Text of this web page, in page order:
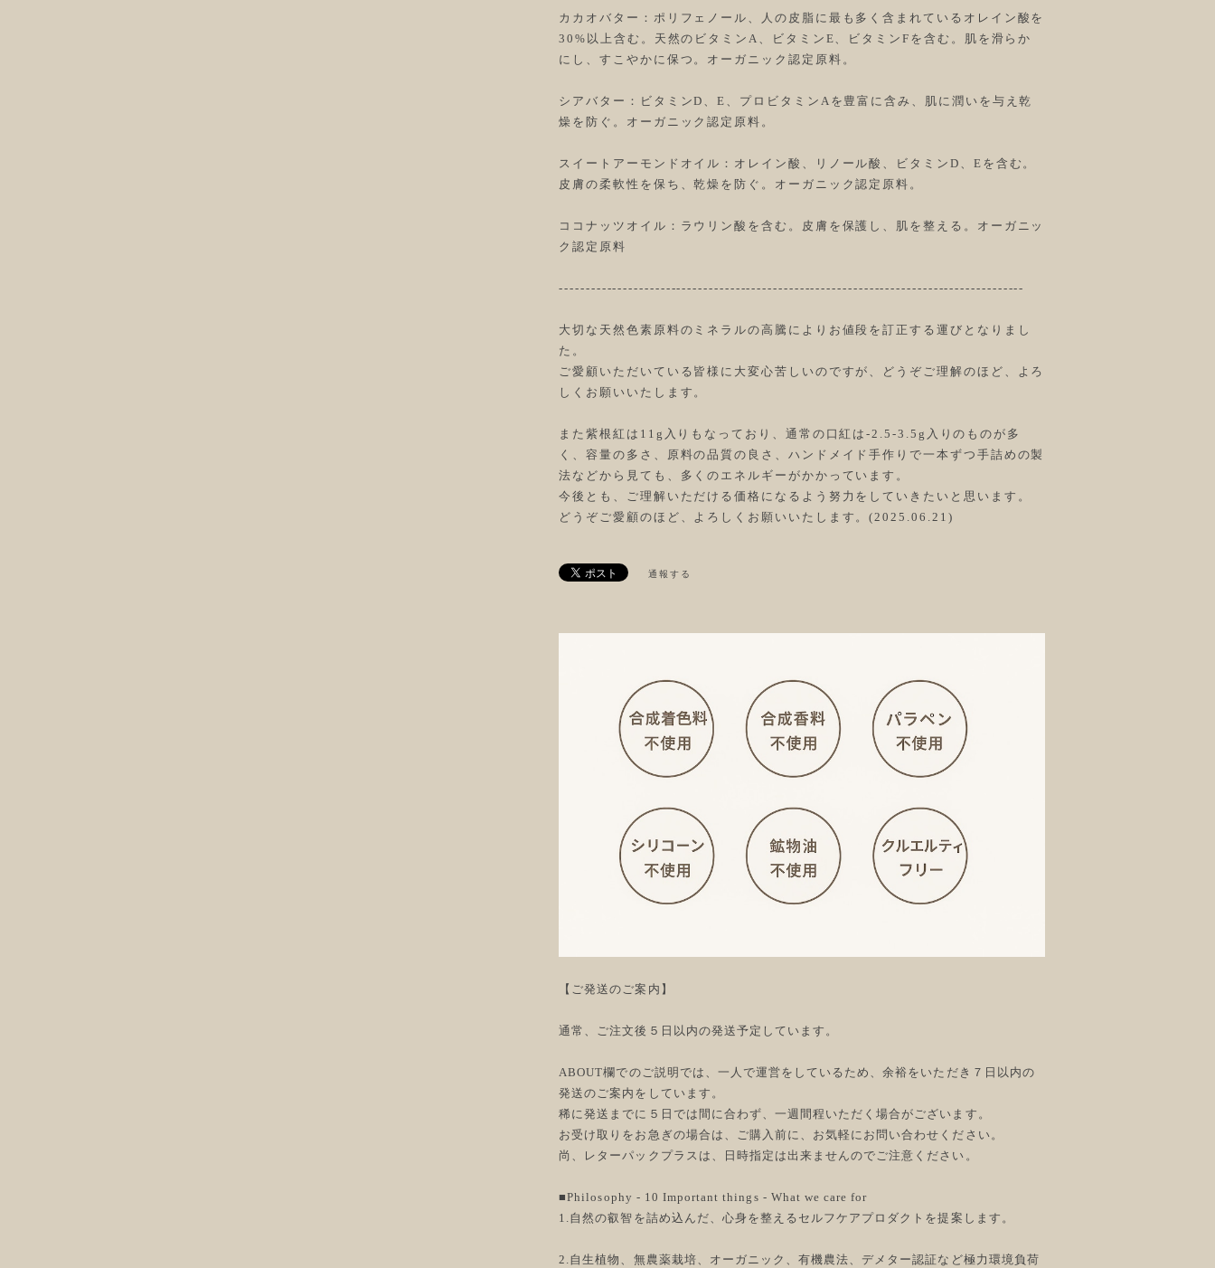
カカオバター：ポリフェノール、人の皮脂に最も多く含まれているオレイン酸を
30%以上含む。天然のビタミンA、ビタミンE、ビタミンFを含む。肌を滑らか
にし、すこやかに保つ。オーガニック認定原料。
シアバター：ビタミンD、E、プロビタミンAを豊富に含み、肌に潤いを与え乾
燥を防ぐ。オーガニック認定原料。
スイートアーモンドオイル：オレイン酸、リノール酸、ビタミンD、Eを含む。
皮膚の柔軟性を保ち、乾燥を防ぐ。オーガニック認定原料。
ココナッツオイル：ラウリン酸を含む。皮膚を保護し、肌を整える。オーガニッ
ク認定原料
---------------------------------------------------------------------------------------
大切な天然色素原料のミネラルの高騰によりお値段を訂正する運びとなりまし
た。
ご愛顧いただいている皆様に大変心苦しいのですが、どうぞご理解のほど、よろ
しくお願いいたします。
また紫根紅は11g入りもなっており、通常の口紅は-2.5-3.5g入りのものが多
く、容量の多さ、原料の品質の良さ、ハンドメイド手作りで一本ずつ手詰めの製
法などから見ても、多くのエネルギーがかかっています。
今後とも、ご理解いただける価格になるよう努力をしていきたいと思います。
どうぞご愛顧のほど、よろしくお願いいたします。(2025.06.21)
通報する
【ご発送のご案内】
通常、ご注文後５日以内の発送予定しています。
ABOUT欄でのご説明では、一人で運営をしているため、余裕をいただき７日以内の
発送のご案内をしています。
稀に発送までに５日では間に合わず、一週間程いただく場合がございます。
お受け取りをお急ぎの場合は、ご購入前に、お気軽にお問い合わせください。
尚、レターパックプラスは、日時指定は出来ませんのでご注意ください。
■Philosophy - 10 Important things - What we care for
1.自然の叡智を詰め込んだ、心身を整えるセルフケアプロダクトを提案します。
2.自生植物、無農薬栽培、オーガニック、有機農法、デメター認証など極力環境負荷